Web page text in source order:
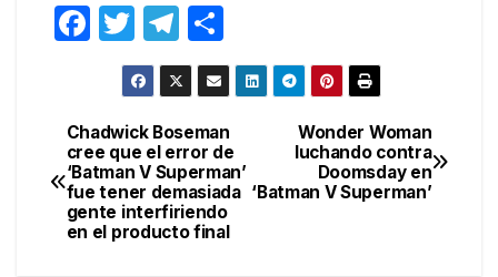
F
e
b
o
o
T
w
itt
er
T
el
e
gr
a
m
o
m
p
ar
tir
Navegación
de
entradas
Wonder Woman
luchando contra
Doomsday en
‘Batman V Superman’
Chadwick Boseman
cree que el error de
‘Batman V Superman’
fue tener demasiada
gente interfiriendo
en el producto final